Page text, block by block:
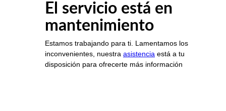
El servicio está en
mantenimiento
Estamos trabajando para ti. Lamentamos los
inconvenientes, nuestra asistencia está a tu
disposición para ofrecerte más información